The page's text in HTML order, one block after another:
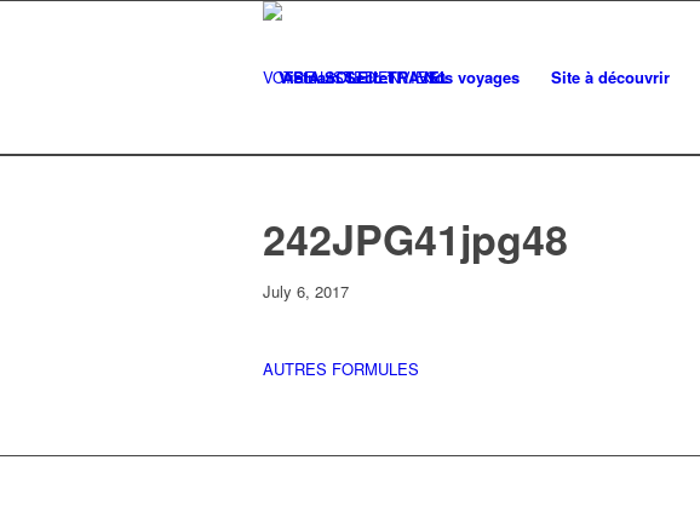
Vietnam Secret Nos voyages Site à découvrir
VOTRE LISTED'ENVIES0
242JPG41jpg48
July 6, 2017
AUTRES FORMULES